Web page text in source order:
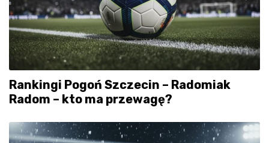
Rankingi Pogoń Szczecin – Radomiak
Radom – kto ma przewagę?